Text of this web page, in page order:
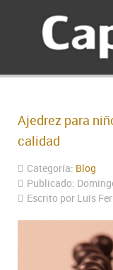
Ajedrez para
calidad
Categoría: Blog
Publicado:
Escrito por Luís